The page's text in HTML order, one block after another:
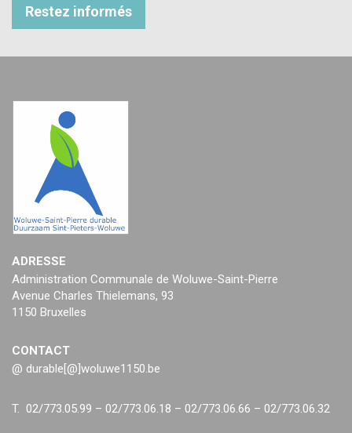
Restez informés
ADRESSE
Administration Communale de Woluwe-Saint-Pierre
Avenue Charles Thielemans, 93
1150 Bruxelles
CONTACT
@ durable[@]woluwe1150.be
T. 02/773.05.99 – 02/773.06.18 – 02/773.06.66 – 02/773.06.32